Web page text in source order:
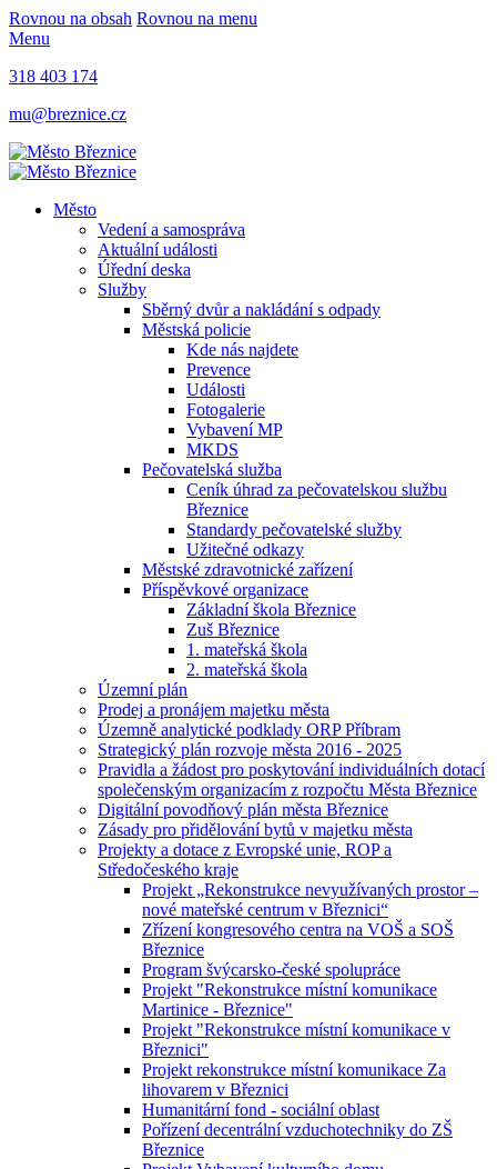
Rovnou na obsah Rovnou na menu
Menu
318 403 174
mu@breznice.cz
Město
Vedení a samospráva
Aktuální události
Úřední deska
Služby
Sběrný dvůr a nakládání s odpady
Městská policie
Kde nás najdete
Prevence
Události
Fotogalerie
Vybavení MP
MKDS
Pečovatelská služba
Ceník úhrad za pečovatelskou službu
Březnice
Standardy pečovatelské služby
Užitečné odkazy
Městské zdravotnické zařízení
Příspěvkové organizace
Základní škola Březnice
Zuš Březnice
1. mateřská škola
2. mateřská škola
Územní plán
Prodej a pronájem majetku města
Územně analytické podklady ORP Příbram
Strategický plán rozvoje města 2016 - 2025
Pravidla a žádost pro poskytování individuálních dotací
společenským organizacím z rozpočtu Města Březnice
Digitální povodňový plán města Březnice
Zásady pro přidělování bytů v majetku města
Projekty a dotace z Evropské unie, ROP a
Středočeského kraje
Projekt „Rekonstrukce nevyužívaných prostor –
nové mateřské centrum v Březnici“
Zřízení kongresového centra na VOŠ a SOŠ
Březnice
Program švýcarsko-české spolupráce
Projekt "Rekonstrukce místní komunikace
Martinice - Březnice"
Projekt "Rekonstrukce místní komunikace v
Březnici"
Projekt rekonstrukce místní komunikace Za
lihovarem v Březnici
Humanitární fond - sociální oblast
Pořízení decentrální vzduchotechniky do ZŠ
Březnice